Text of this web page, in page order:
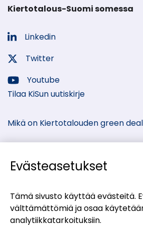
Kiertotalous-Suomi somessa
Sosiaalinen
media:
Linkedin
Sosiaalinen
media:
Twitter
Sosiaalinen
media:
Youtube
Tilaa KiSun uutiskirje
Mikä on Kiertotalouden green
Materiaalitori(siirryt
Evästeasetukset
Tämä sivusto käyttää evästeitä.
välttämättömiä ja osaa
analytiikkatarkoituksiin.